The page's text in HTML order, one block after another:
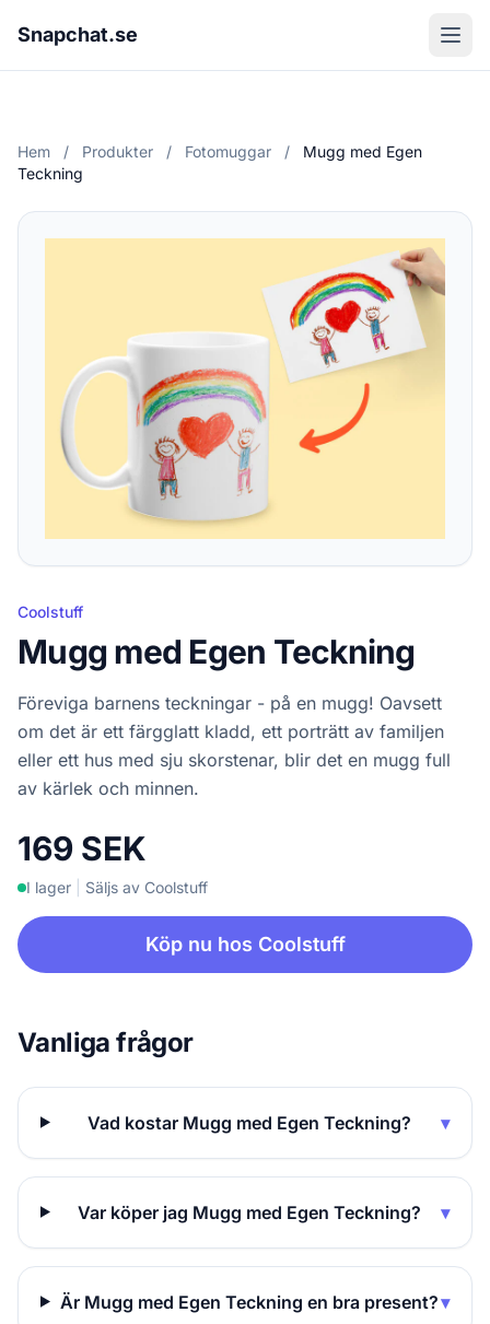
Snapchat.se
Hem / Produkter / Fotomuggar /
Mugg med Egen
Teckning
Coolstuff
Mugg med Egen Teckning
Föreviga barnens teckningar - på en mugg! Oavsett
om det är ett färgglatt kladd, ett porträtt av familjen
eller ett hus med sju skorstenar, blir det en mugg full
av kärlek och minnen.
169 SEK
I lager Säljs av Coolstuff
Köp nu hos Coolstuff
Vanliga frågor
Vad kostar Mugg med Egen Teckning? ▾
Var köper jag Mugg med Egen Teckning? ▾
Är Mugg med Egen Teckning en bra present?▾